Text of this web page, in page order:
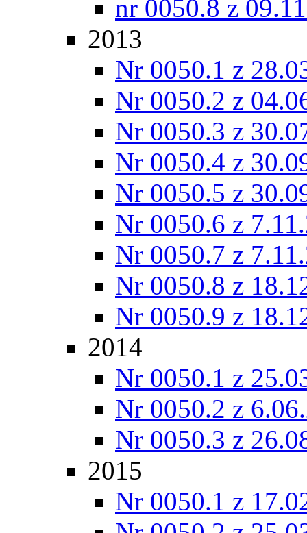
nr 0050.8 z
2013
Nr 0050.1 z
Nr 0050.2 z
Nr 0050.3 z
Nr 0050.4 z
Nr 0050.5 z
Nr 0050.6 z
Nr 0050.7 z
Nr 0050.8 z
Nr 0050.9 z
2014
Nr 0050.1 z
Nr 0050.2 z
Nr 0050.3 z
2015
Nr 0050.1 z